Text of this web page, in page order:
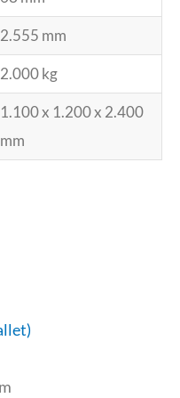
2.555 mm
2.000 kg
1.100 x 1.200 x 2.400
mm